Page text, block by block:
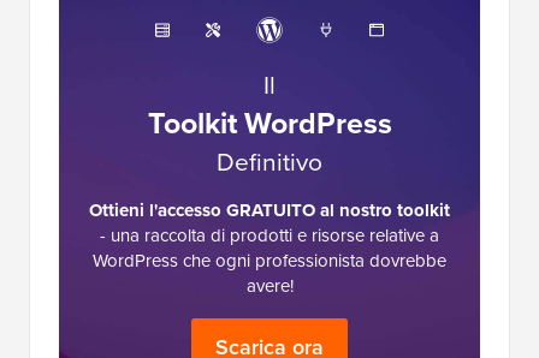
Il
Toolkit WordPress
Definitivo
Ottieni l'accesso GRATUITO al nostro toolkit
- una raccolta di prodotti e risorse relative a
WordPress che ogni professionista dovrebbe
avere!
Scarica ora